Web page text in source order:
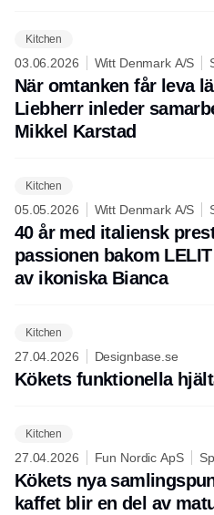
Kitchen
03.06.2026 Witt Denmark A/S
När omtanken får leva
Liebherr inleder
Mikkel Karstad
Kitchen
05.05.2026 Witt Denmark A/S
40 år med italiensk
passionen bakom
av ikoniska Bianca
Kitchen
27.04.2026 Designbase.se
Kökets funktionella
Kitchen
27.04.2026 Fun Nordic ApS
Kökets nya
kaffet blir en del av